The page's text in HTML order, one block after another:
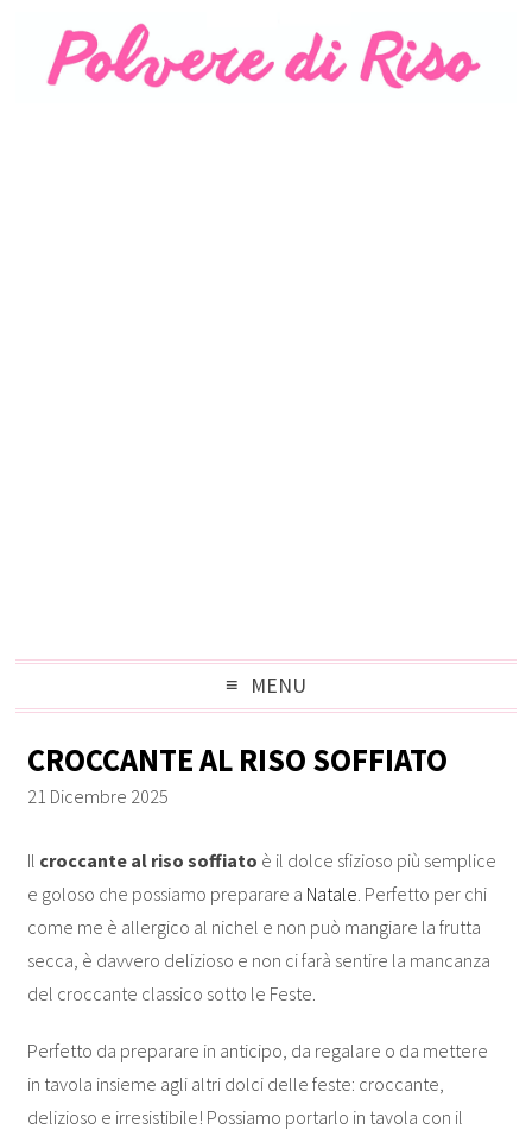
MENU
CROCCANTE AL RISO SOFFIATO
21 Dicembre 2025
Il croccante al riso soffiato è il dolce sfizioso più semplice
e goloso che possiamo preparare a Natale . Perfetto per chi
come me è allergico al nichel e non può mangiare la frutta
secca, è davvero delizioso e non ci farà sentire la mancanza
del croccante classico sotto le Feste.
Perfetto da preparare in anticipo, da regalare o da mettere
in tavola insieme agli altri dolci delle feste: croccante,
delizioso e irresistibile! Possiamo portarlo in tavola con il